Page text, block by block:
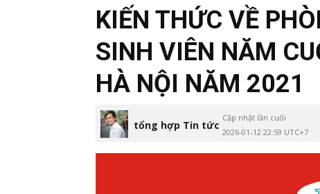
Việt
Nam
KIẾN THỨC VỀ
SINH VIÊN NĂM
HÀ NỘI NĂM 2021
tổng hợp Tin tức
Cập nhật lần cuối
2026-01-12 22:59 UTC+7